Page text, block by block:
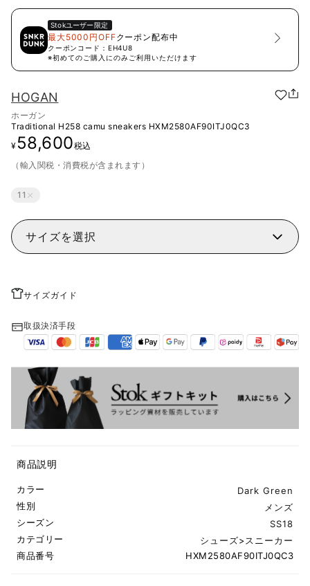
Stokユーザー限定
最大5000円OFFクーポン配布中
クーポンコード： EH4U8
※初めてのご購入にのみご利用いただけます
HOGAN
ホーガン
Traditional H258 camu sneakers HXM2580AF90ITJ0QC3
¥ 58,600税込
（輸入関税・消費税が含まれます）
11
サイズを選択
サイズガイド
取扱決済手段
商品説明
カラー
Dark Green
性別
メンズ
シーズン
SS18
カテゴリー
シューズ>スニーカー
商品番号
HXM2580AF90ITJ0QC3